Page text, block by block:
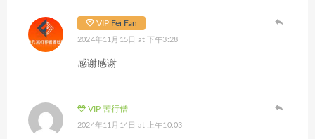
VIP Fei Fan
2024年11月15日 at 下午3:28
感谢感谢
VIP 苦行僧
2024年11月14日 at 上午10:03